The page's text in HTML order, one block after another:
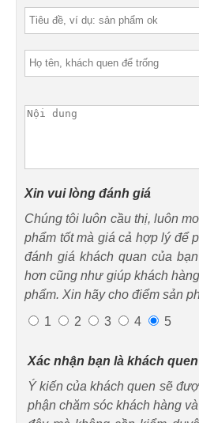
Xin vui lòng đánh giá
Chúng tôi luôn cầu thị, luôn
phẩm tốt mà giá cả hợp lý để
đánh giá khách quan của
hơn cũng như giúp khách
phẩm. Xin hãy cho điểm sản
1
2 3 4 5
Xác nhận bạn là khách quen
Ý kiến của khách quen sẽ
phận chăm sóc khách hàng và